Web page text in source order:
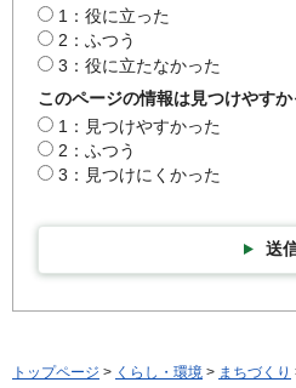
1：役に立った
2：ふつう
3：役に立たなかった
このページの情報は見つけやすか
1：見つけやすかった
2：ふつう
3：見つけにくかった
送
トップページ > くらし・環境 > まちづくり